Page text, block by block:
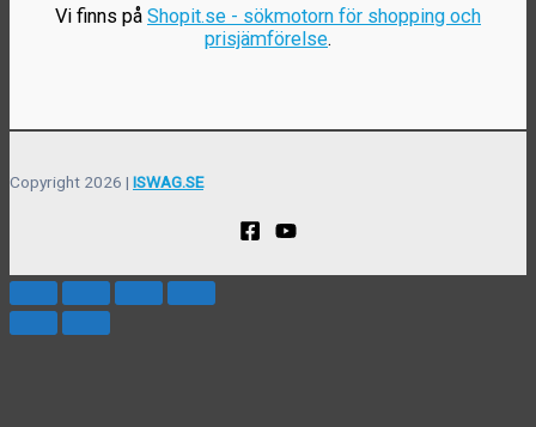
Vi finns på Shopit.se - sökmotorn för shopping och
prisjämförelse.
Copyright 2026 | ISWAG.SE